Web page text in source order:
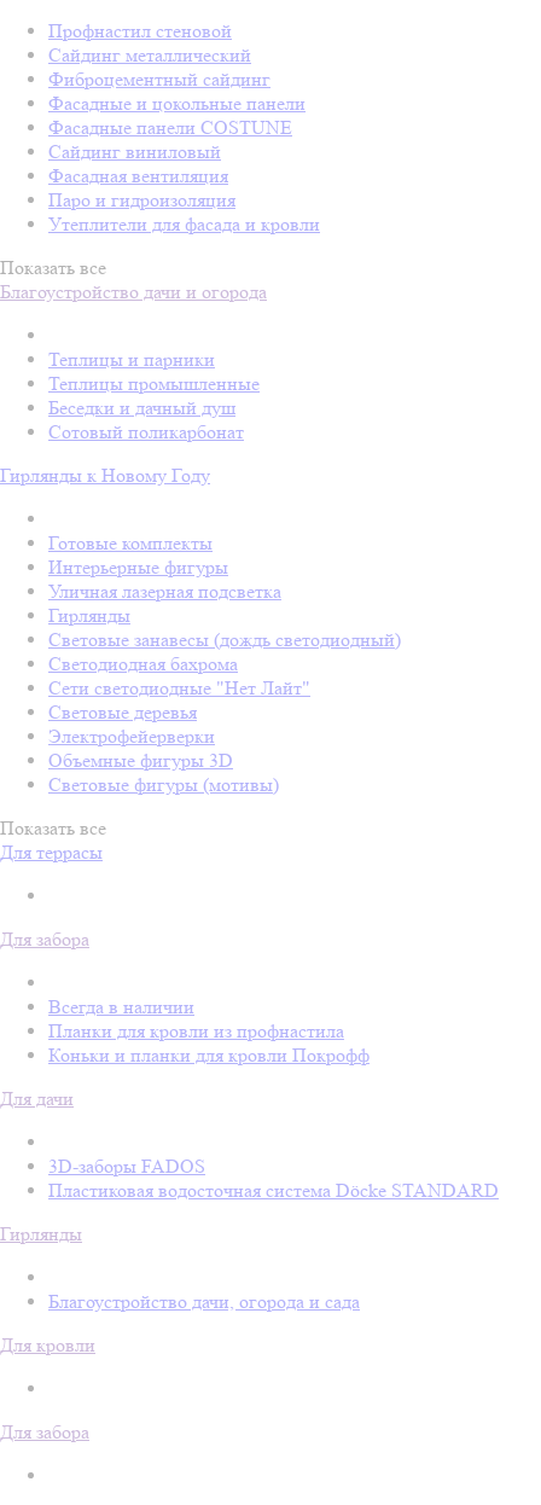
Профнастил стеновой
Сайдинг металлический
Фиброцементный сайдинг
Фасадные и цокольные панели
Фасадные панели COSTUNE
Сайдинг виниловый
Фасадная вентиляция
Паро и гидроизоляция
Утеплители для фасада и кровли
Показать все
Благоустройство дачи и огорода
Теплицы и парники
Теплицы промышленные
Беседки и дачный душ
Сотовый поликарбонат
Гирлянды к Новому Году
Готовые комплекты
Интерьерные фигуры
Уличная лазерная подсветка
Гирлянды
Световые занавесы (дождь светодиодный)
Светодиодная бахрома
Сети светодиодные "Нет Лайт"
Световые деревья
Электрофейерверки
Объемные фигуры 3D
Световые фигуры (мотивы)
Показать все
Для террасы
Для забора
Всегда в наличии
Планки для кровли из профнастила
Коньки и планки для кровли Покрофф
Для дачи
3D-заборы FADOS
Пластиковая водосточная система Döcke STANDARD
Гирлянды
Благоустройство дачи, огорода и сада
Для кровли
Для забора